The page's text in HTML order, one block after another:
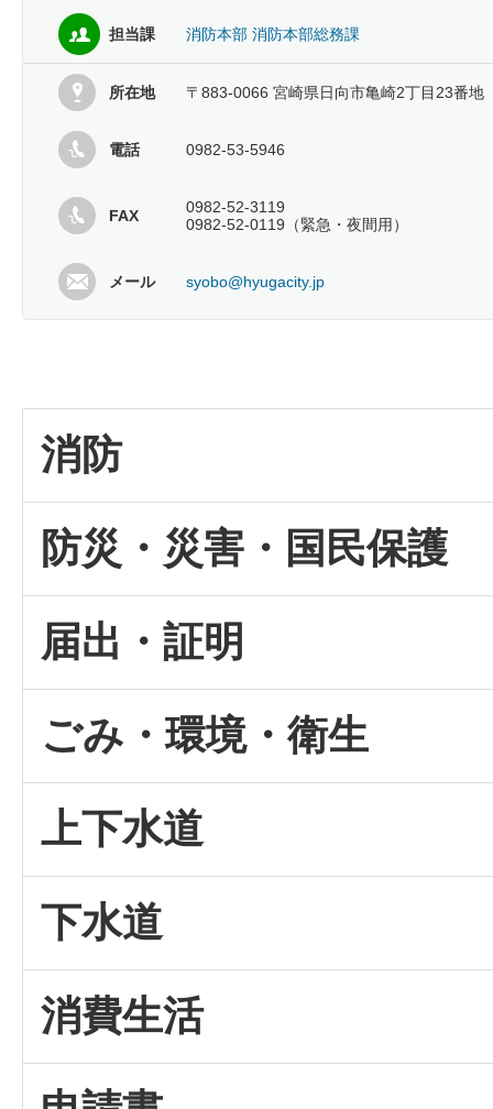
担当課 消防本部 消防本部総務課
所在地 〒883-0066 宮崎県日向市亀崎2丁目23番地
電話 0982-53-5946
FAX
0982-52-3119
0982-52-0119（緊急・夜間用）
メール syobo@hyugacity.jp
消防
防災・災害・国民保護
届出・証明
ごみ・環境・衛生
上下水道
下水道
消費生活